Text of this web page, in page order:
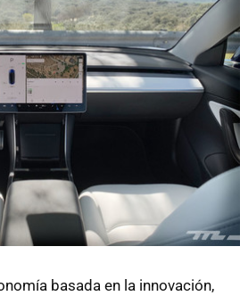
basada en la innovación,